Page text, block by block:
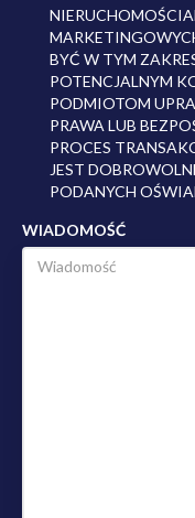
BYĆ W TYM
POTENCJALNYM
PODMIOTOM
PRAWA LUB
PROCES
JEST
PODANYCH
WIADOMOŚĆ